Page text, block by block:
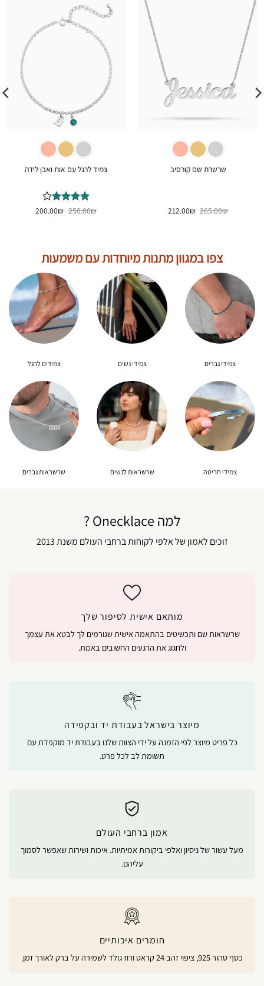
שרשרת שם קורסיב
265.00₪ המחיר
המקורי
212.00₪ המחיר
צמיד לרגל עם אות ואבן לידה
דורג4250.00₪ המחיר
המקורי
200.00₪ המחיר
צפו במגוון מתנות מיוחדות עם משמעות
צמידי גברים צמידי נשים צמידים לרגל
צמידי חריטה שרשראות לנשים שרשראות גברים
למה Onecklace ?
זוכים לאמון של אלפי לקוחות ברחבי העולם משנת 2013
מותאם אישית לסיפור שלך
שרשראות שם ותכשיטים בהתאמה אישית שגורמים לך לבטא את עצמך
ולחגוג את הרגעים החשובים באמת.
מיוצר בישראל בעבודת יד ובקפידה
כל פריט מיוצר לפי הזמנה על ידי הצוות שלנו בעבודת יד מוקפדת עם
תשומת לב לכל פרט.
אמון ברחבי העולם
מעל עשור של ניסיון ואלפי ביקורות אמיתיות. איכות ושירות שאפשר לסמוך
עליהם.
חומרים איכותיים
כסף טהור 925, ציפוי זהב 24 קראט ורוז גולד לשמירה על ברק לאורך זמן.